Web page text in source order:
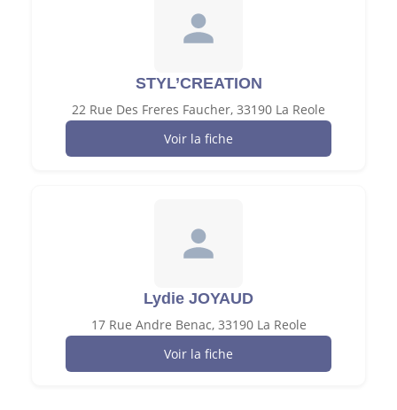
STYL’CREATION
22 Rue Des Freres Faucher, 33190 La Reole
Voir la fiche
Lydie JOYAUD
17 Rue Andre Benac, 33190 La Reole
Voir la fiche